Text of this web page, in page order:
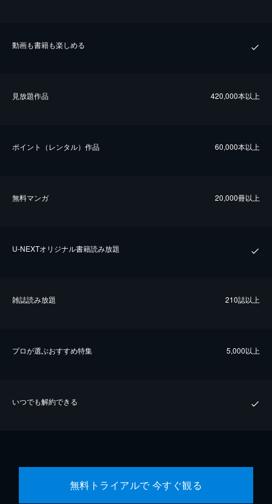
動画も書籍も楽しめる
⾒放題作品 420,000本以上
ポイント（レンタル）作品 60,000本以上
無料マンガ 20,000冊以上
U-NEXTオリジナル書籍読み放題
雑誌読み放題 210誌以上
プロが選ぶおすすめ特集 5,000以上
いつでも解約できる
無料トライアルで 今すぐ観る